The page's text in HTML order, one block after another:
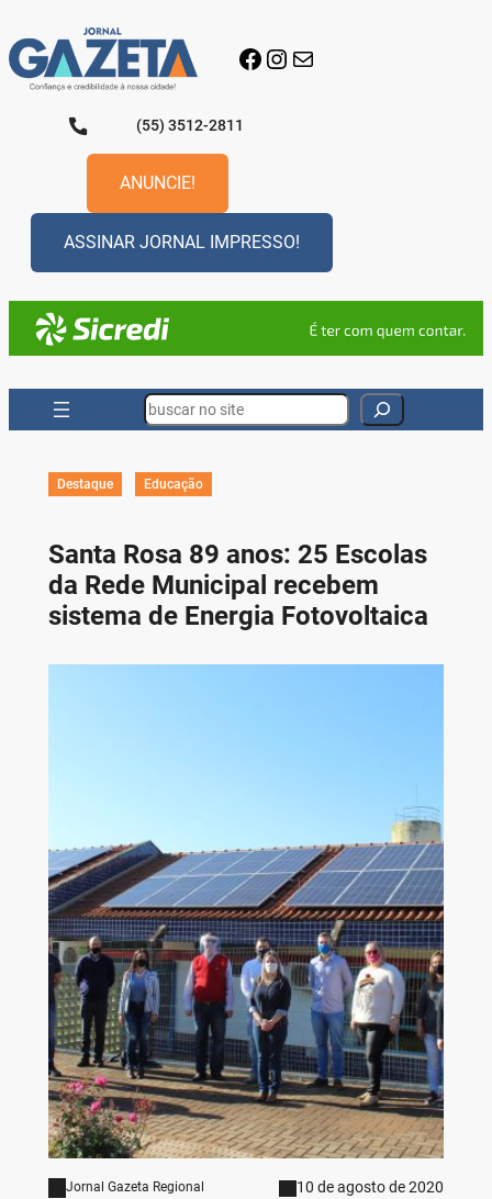
para
o
conteúdo
Facebook
Instagram
E-mail
(55) 3512-2811
ANUNCIE!
ASSINAR JORNAL IMPRESSO!
Search
Destaque Educação
Santa Rosa 89 anos: 25 Escolas
da Rede Municipal recebem
sistema de Energia Fotovoltaica
Jornal Gazeta Regional 10 de agosto de 2020